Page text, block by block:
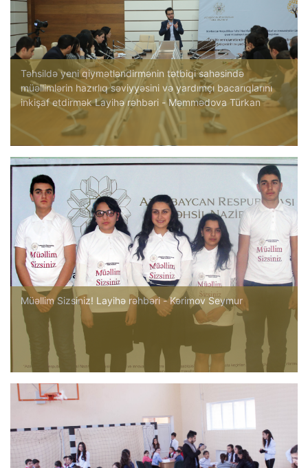
Təhsildə yeni qiymətləndirmənin tətbiqi sahəsində
müəllimlərin hazırlıq səviyyəsini və yardımçı bacarıqlarını
inkişaf etdirmək Layihə rəhbəri - Məmmədova Türkan
Müəllim Sizsiniz! Layihə rəhbəri - Kərimov Seymur